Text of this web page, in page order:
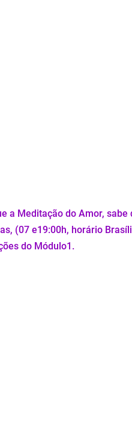
a Meditação do Amor,
(07 e19:00h, horário
do Módulo1.